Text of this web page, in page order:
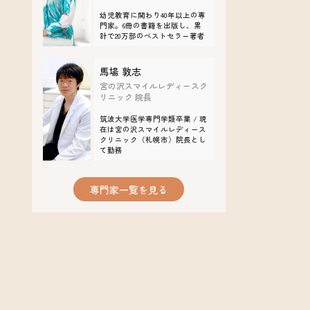
​​幼児教育に関わり40年以上の専
門家。6冊の書籍を出版し、累
計で20万部のベストセラー著者
馬場 敦志
宮の沢スマイルレディースク
リニック 院長
筑波大学医学専門学類卒業 / 現
在は宮の沢スマイルレディース
クリニック（札幌市）院長とし
て勤務
専門家一覧を見る